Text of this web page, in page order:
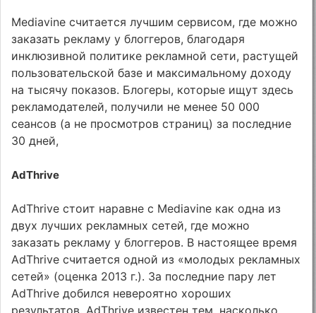
Mediavine считается лучшим сервисом, где можно
заказать рекламу у блоггеров, благодаря
инклюзивной политике рекламной сети, растущей
пользовательской базе и максимальному доходу
на тысячу показов. Блогеры, которые ищут здесь
рекламодателей, получили не менее 50 000
сеансов (а не просмотров страниц) за последние
30 дней,
AdThrive
AdThrive стоит наравне с Mediavine как одна из
двух лучших рекламных сетей, где можно
заказать рекламу у блоггеров. В настоящее время
AdThrive считается одной из «молодых рекламных
сетей» (оценка 2013 г.). За последние пару лет
AdThrive добился невероятно хороших
результатов. AdThrive известен тем, насколько